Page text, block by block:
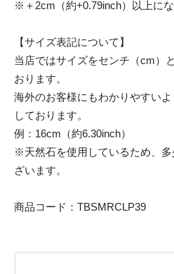
※＋2cm（約+0.79inch）以上に
【サイズ表記について】
当店ではサイズをセンチ（cm）
おります。
海外のお客様にもわかりやすい
しております。
例：16cm（約6.30inch）
※天然石を使用しているため、
ざいます。
商品コード：TBSMRCLP39